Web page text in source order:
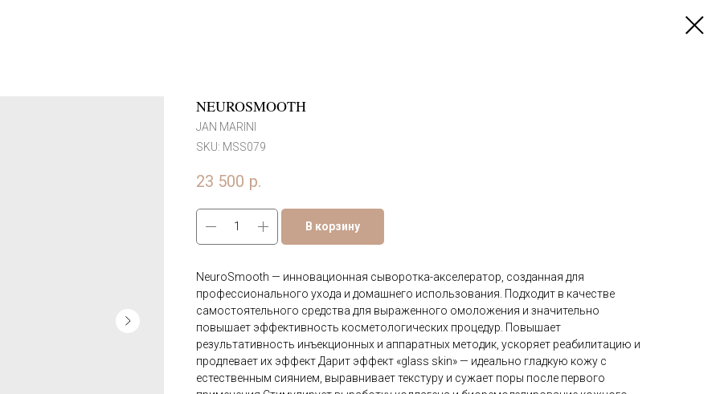
NEUROSMOOTH
JAN MARINI
SKU: MSS079
23 500 р.
В корзину
NeuroSmooth — инновационная сыворотка-акселератор, созданная для
профессионального ухода и домашнего использования. Подходит в качестве
самостоятельного средства для выраженного омоложения и значительно
повышает эффективность косметологических процедур. Повышает
результативность инъекционных и аппаратных методик, ускоряет реабилитацию и
продлевает их эффект Дарит эффект «glass skin» — идеально гладкую кожу с
естественным сиянием, выравнивает текстуру и сужает поры после первого